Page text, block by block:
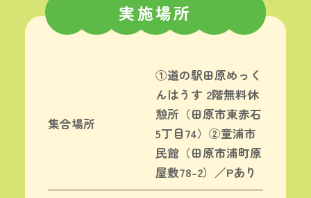
実施場所
集合場所
①道の駅田原めっく
んはうす 2階無料休
憩所（田原市東赤石
5丁目74）②童浦市
民館（田原市浦町原
屋敷78-2）／Pあり